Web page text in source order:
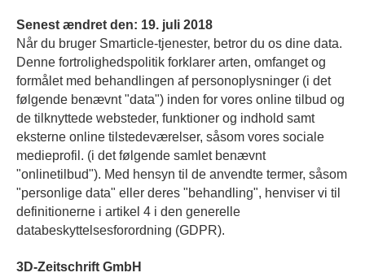
Senest ændret den: 19. juli 2018
Når du bruger Smarticle-tjenester, betror du os dine data.
Denne fortrolighedspolitik forklarer arten, omfanget og
formålet med behandlingen af personoplysninger (i det
følgende benævnt "data") inden for vores online tilbud og
de tilknyttede websteder, funktioner og indhold samt
eksterne online tilstedeværelser, såsom vores sociale
medieprofil. (i det følgende samlet benævnt
"onlinetilbud"). Med hensyn til de anvendte termer, såsom
"personlige data" eller deres "behandling", henviser vi til
definitionerne i artikel 4 i den generelle
databeskyttelsesforordning (GDPR).
3D-Zeitschrift GmbH